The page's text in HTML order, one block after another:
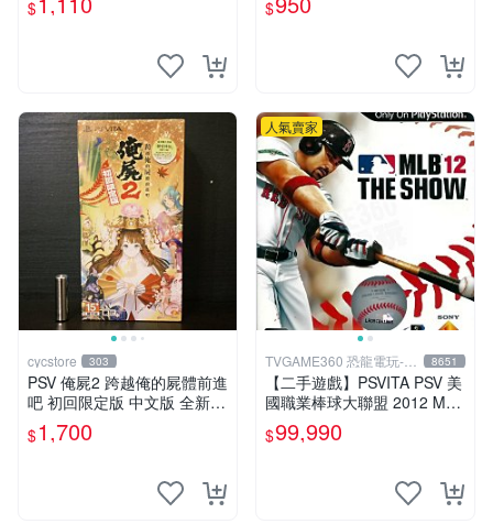
$
$
cycstore 303
PSV 俺屍2 跨越俺的屍體前進
吧 初回限定版 中文版 全新未
拆封 X200
$1,700
人氣賣家
TVGAME360 恐龍電玩-台
中店
8651
【二手遊戲】PSVITA PSV 美
國職業棒球大聯盟 2012 MLB
THE SHOW 12 英文版 【台
中恐龍電玩】
$99,990